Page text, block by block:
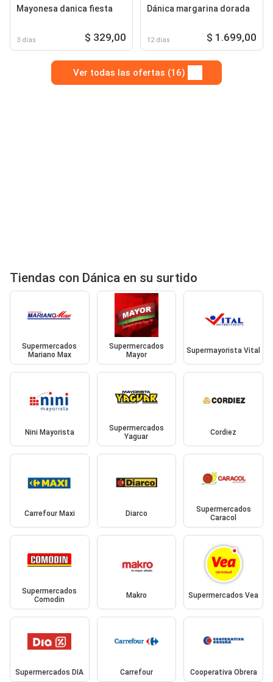
Mayonesa danica fiesta
3 días $ 329,00
Dánica margarina dorada
12 días $ 1.699,00
Ver todas las ofertas (16)
Tiendas con Dánica en su surtido
Supermercados
Mariano Max
Supermercados
Mayor
Supermayorista Vital
Nini Mayorista
Supermercados
Yaguar
Cordiez
Carrefour Maxi Diarco
Supermercados
Caracol
Supermercados
Comodin
Makro Supermercados Vea
Supermercados DIA Carrefour Cooperativa Obrera